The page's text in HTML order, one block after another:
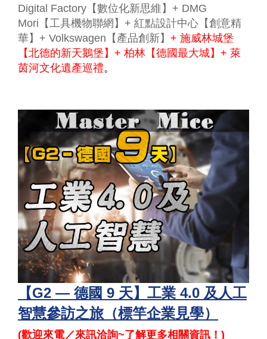
Digital Factory【數位化新思維】+ DMG
Mori【工具機物聯網】+ 紅點設計中心【創意精
華】+ Volkswagen【產品創新】 + 施威林城堡
【北德的新天鵝堡】+ 柏林【德國最大城】+ 萊
茵河文化遺產巡禮。
【G2 — 德國 9 天】工業 4.0 及人工
智慧參訪之旅（標竿企業見學）
(歡迎來電／來訊洽詢~了解更多相關資訊！ )